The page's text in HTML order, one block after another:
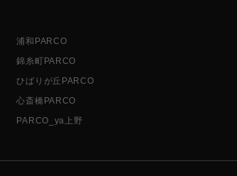
浦和PARCO
錦糸町PARCO
ひばりが丘PARCO
心斎橋PARCO
PARCO_ya上野